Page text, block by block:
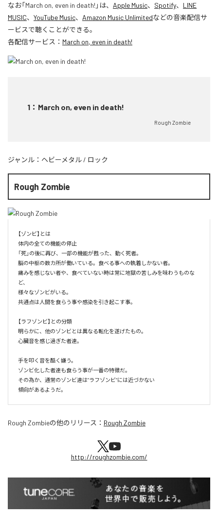
なお「March on, even in death! 」は、 Apple Music、 Spotify、 LINE
MUSIC、 YouTube Music、 Amazon Music Unlimitedなどの音楽配信サ
ービスで聴くことができる。
各配信サービス： March on, even in death!
1 ： March on, even in death!
Rough Zombie
ジャンル： ヘビーメタル / ロック
Rough Zombie
【ゾンビ】とは
体内の全ての機能の停止
「死」の後に再び、一部の機能が甦った、動く死者。
脳の中枢の数カ所が働いている。食べる事への執着しかない者。
痛みを感じない者や、食べていない時は常に地獄の苦しみを味わうものな
ど、
様々なゾンビがいる。
共通点は人間を食らう事や感染を引き起こす事。
【ラフゾンビ】との分類
明らかに、他のゾンビとは異なる転化を遂げたもの。
心臓音を感じ過ぎた者達。
手を叩く音を酷く嫌う。
ゾンビ化した者達も食らう事が一番の特徴だ。
その為か、通常のゾンビ達は”ラフゾンビ”には近づかない
傾向があるようだ。
Rough Zombieの他のリリース： Rough Zombie
http://roughzombie.com/